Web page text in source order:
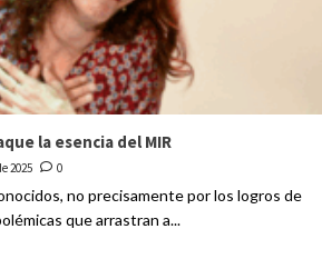
la esencia del MIR
2025 0
no precisamente por los logros de
que arrastran a...